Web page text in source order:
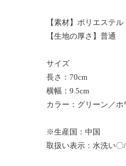
【素材】ポリエステル
【生地の厚さ】普通
サイズ
長さ：70cm
横幅：9.5cm
カラー：グリーン／ホ
※生産国：中国
取扱い表示：水洗い